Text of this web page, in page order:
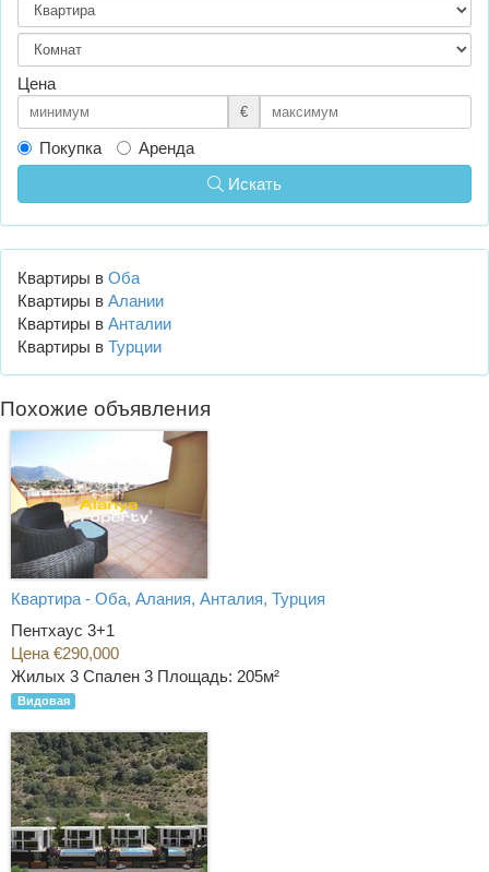
Цена
€
Покупка
Аренда
Искать
Квартиры в Оба
Квартиры в Алании
Квартиры в Анталии
Квартиры в Турции
Похожие объявления
Квартира - Оба, Алания, Анталия, Турция
Пентхаус 3+1
Цена €290,000
Жилых 3 Спален 3 Площадь: 205м²
Видовая